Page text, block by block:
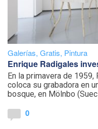
Galerías, Gratis, Pintura
Enrique Radigales
En la primavera de
coloca su grabadora en
bosque, en Mölnbo
0